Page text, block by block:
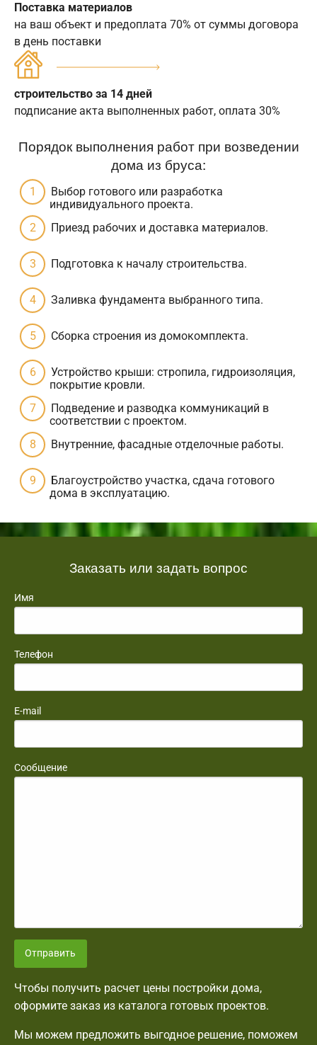
Поставка материалов
на ваш объект и предоплата 70% от суммы договора
в день поставки
строительство за 14 дней
подписание акта выполненных работ, оплата 30%
Порядок выполнения работ при возведении
дома из бруса:
Выбор готового или разработка
индивидуального проекта.
Приезд рабочих и доставка материалов.
Подготовка к началу строительства.
Заливка фундамента выбранного типа.
Сборка строения из домокомплекта.
Устройство крыши: стропила, гидроизоляция,
покрытие кровли.
Подведение и разводка коммуникаций в
соответствии с проектом.
Внутренние, фасадные отделочные работы.
Благоустройство участка, сдача готового
дома в эксплуатацию.
Заказать или задать вопрос
Имя
Телефон
E-mail
Сообщение
Отправить
Чтобы получить расчет цены постройки дома,
оформите заказ из каталога готовых проектов.
Мы можем предложить выгодное решение, поможем